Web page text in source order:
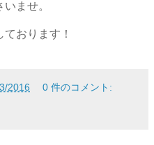
ませ。
おります！
2016 0 件のコメント: